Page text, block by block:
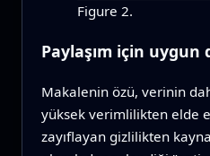
Figure 2.
Paylaşım için
Makalenin özü, verinin
yüksek verimlilikten elde
zayıflayan gizlilikten